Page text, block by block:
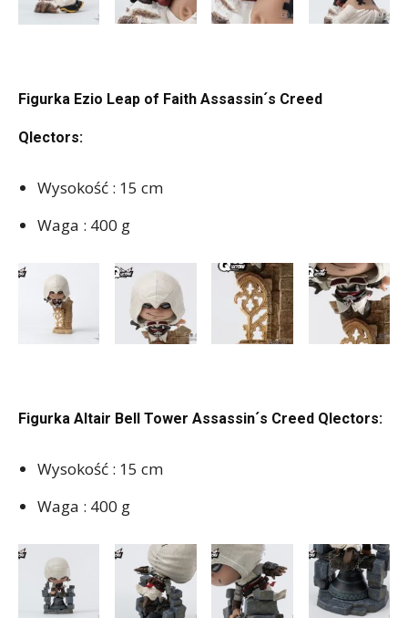
Figurka Ezio Leap of Faith Assassin´s Creed
Qlectors:
Wysokość : 15 cm
Waga : 400 g
Figurka Altair Bell Tower Assassin´s Creed Qlectors:
Wysokość : 15 cm
Waga : 400 g